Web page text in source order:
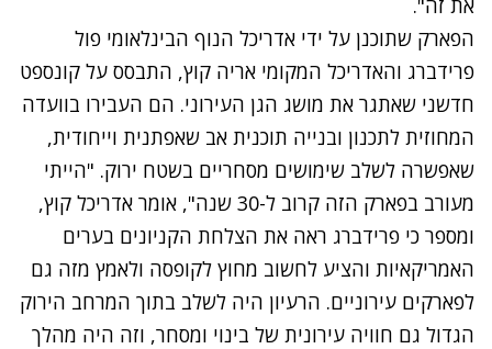
את זה".
הפארק שתוכנן על ידי אדריכל הנוף הבינלאומי פול
פרידברג והאדריכל המקומי אריה קוץ, התבסס על קונספט
חדשני שאתגר את מושג הגן העירוני. הם העבירו בוועדה
המחוזית לתכנון ובנייה תוכנית אב שאפתנית וייחודית,
שאפשרה לשלב שימושים מסחריים בשטח ירוק. "הייתי
מעורב בפארק הזה קרוב ל-30 שנה", אומר אדריכל קוץ,
ומספר כי פרידברג ראה את הצלחת הקניונים בערים
האמריקאיות והציע לחשוב מחוץ לקופסה ולאמץ מזה גם
לפארקים עירוניים. הרעיון היה לשלב בתוך המרחב הירוק
הגדול גם חוויה עירונית של בינוי ומסחר, וזה היה מהלך